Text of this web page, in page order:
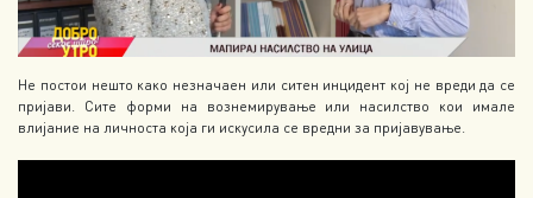
Не постои нешто како незначаен или ситен инцидент кој не вреди да се
пријави. Сите форми на вознемирување или насилство кои имале
влијание на личноста која ги искусила се вредни за пријавување.